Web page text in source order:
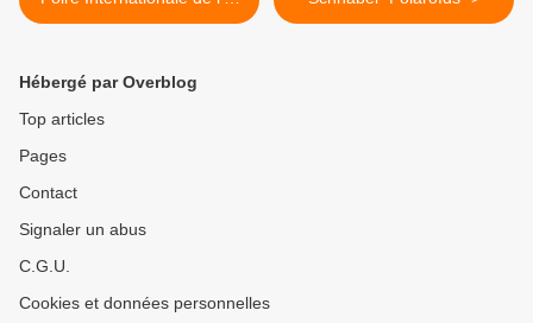
Contemporain"
Hébergé par Overblog
Top articles
Pages
Contact
Signaler un abus
C.G.U.
Cookies et données personnelles